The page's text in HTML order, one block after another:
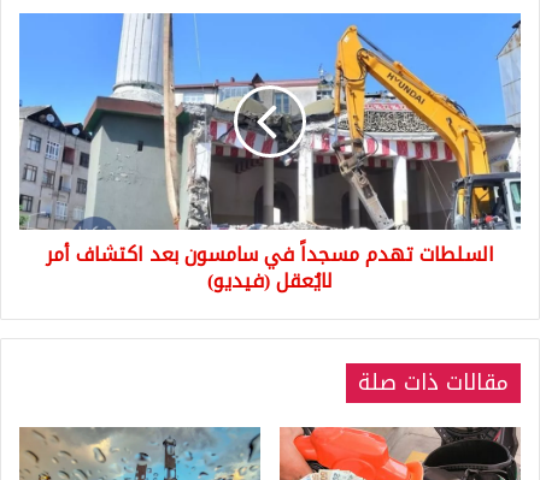
PTT
(فيديو)
السلطات
تهدم
مسجداً
في
سامسون
بعد
اكتشاف
أمر
لايُعقل
(فيديو)السلطات تهدم مسجداً في سامسون بعد اكتشاف أمر
لايُعقل (فيديو)
مقالات ذات صلة